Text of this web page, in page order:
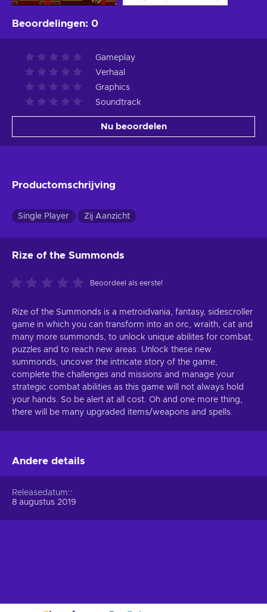
Beoordelingen: 0
Gameplay
Verhaal
Graphics
Soundtrack
Nu beoordelen
Productomschrijving
Single Player Zij Aanzicht
Rize of the Summonds
Beoordeel als eerste!
Rize of the Summonds is a metroidvania, fantasy, sidescroller
game in which you can transform into an orc, wraith, cat and
many more summonds, to unlock unique abilites for combat,
puzzles and to reach new areas. Unlock these new
summonds, uncover the intricate story of the game,
complete the challenges and missions and manage your
strategic combat abilities as this game will not always hold
your hands. So be alert at all cost. Oh and one more thing,
there will be many upgraded items/weapons and spells.
Andere details
Releasedatum:
8 augustus 2019